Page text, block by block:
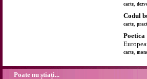
carte,
Codul
carte,
carte,
Poate nu știați...